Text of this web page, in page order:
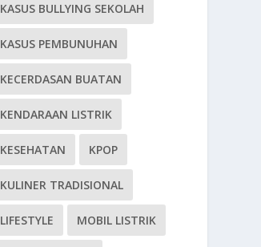
KASUS BULLYING SEKOLAH
KASUS PEMBUNUHAN
KECERDASAN BUATAN
KENDARAAN LISTRIK
KESEHATAN KPOP
KULINER TRADISIONAL
LIFESTYLE MOBIL LISTRIK